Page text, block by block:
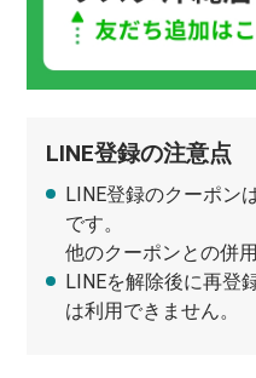
LINE登録の注意点
LINE登録のクーポン
です。
他のクーポンとの併
LINEを解除後に再登
は利用できません。